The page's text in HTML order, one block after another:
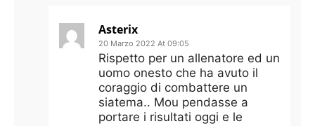
Asterix
20 Marzo 2022 At 09:05
Rispetto per un allenatore ed un
uomo onesto che ha avuto il
coraggio di combattere un
siatema.. Mou pendasse a
portare i risultati oggi e le